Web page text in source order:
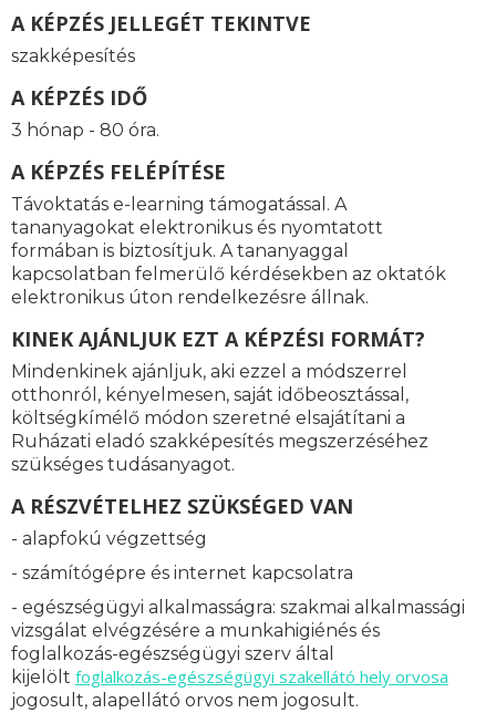
A KÉPZÉS JELLEGÉT TEKINTVE
szakképesítés
A KÉPZÉS IDŐ
3 hónap - 80 óra.
A KÉPZÉS FELÉPÍTÉSE
Távoktatás e-learning támogatással. A
tananyagokat elektronikus és nyomtatott
formában is biztosítjuk. A tananyaggal
kapcsolatban felmerülő kérdésekben az oktatók
elektronikus úton rendelkezésre állnak.
KINEK AJÁNLJUK EZT A KÉPZÉSI FORMÁT?
Mindenkinek ajánljuk, aki ezzel a módszerrel
otthonról, kényelmesen, saját időbeosztással,
költségkímélő módon szeretné elsajátítani a
Ruházati eladó szakképesítés megszerzéséhez
szükséges tudásanyagot.
A RÉSZVÉTELHEZ SZÜKSÉGED VAN
- alapfokú végzettség
- számítógépre és internet kapcsolatra
- egészségügyi alkalmasságra: szakmai alkalmassági
vizsgálat elvégzésére a munkahigiénés és
foglalkozás-egészségügyi szerv által
kijelölt foglalkozás-egészségügyi szakellátó hely orvosa
jogosult, alapellátó orvos nem jogosult.